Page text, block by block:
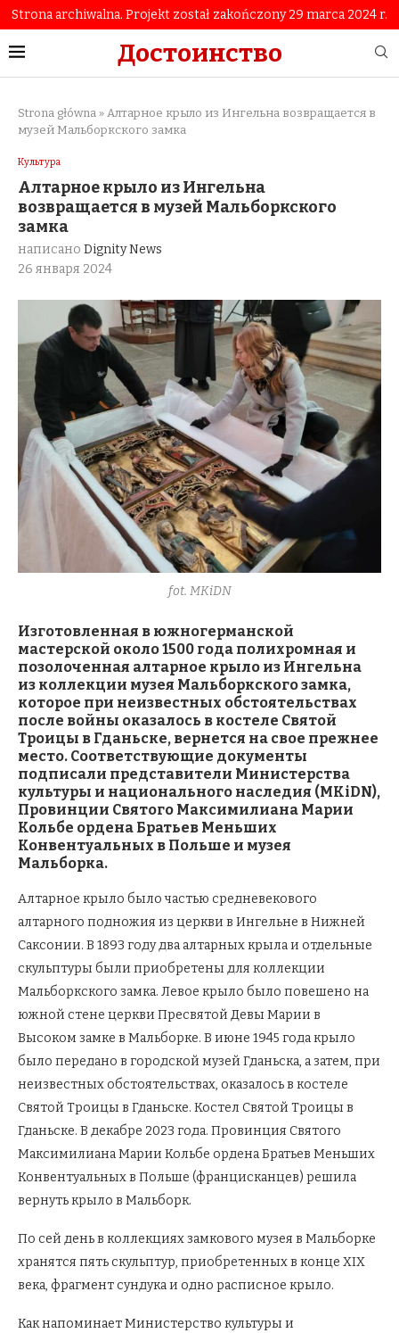
Strona archiwalna. Projekt został zakończony 29 marca 2024 r.
Достоинство
Strona główna » Алтарное крыло из Ингельна возвращается в
музей Мальборкского замка
Культура
Алтарное крыло из Ингельна
возвращается в музей Мальборкского
замка
написано Dignity News
26 января 2024
fot. MKiDN
Изготовленная в южногерманской
мастерской около 1500 года полихромная и
позолоченная алтарное крыло из Ингельна
из коллекции музея Мальборкского замка,
которое при неизвестных обстоятельствах
после войны оказалось в костеле Святой
Троицы в Гданьске, вернется на свое прежнее
место. Соответствующие документы
подписали представители Министерства
культуры и национального наследия (MKiDN),
Провинции Святого Максимилиана Марии
Кольбе ордена Братьев Меньших
Конвентуальных в Польше и музея
Мальборка.
Алтарное крыло было частью средневекового
алтарного подножия из церкви в Ингельне в Нижней
Саксонии. В 1893 году два алтарных крыла и отдельные
скульптуры были приобретены для коллекции
Мальборкского замка. Левое крыло было повешено на
южной стене церкви Пресвятой Девы Марии в
Высоком замке в Мальборке. В июне 1945 года крыло
было передано в городской музей Гданьска, а затем, при
неизвестных обстоятельствах, оказалось в костеле
Святой Троицы в Гданьске. Костел Святой Троицы в
Гданьске. В декабре 2023 года. Провинция Святого
Максимилиана Марии Кольбе ордена Братьев Меньших
Конвентуальных в Польше (францисканцев) решила
вернуть крыло в Мальборк.
По сей день в коллекциях замкового музея в Мальборке
хранятся пять скульптур, приобретенных в конце XIX
века, фрагмент сундука и одно расписное крыло.
Как напоминает Министерство культуры и